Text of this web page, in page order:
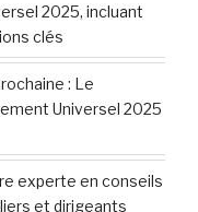
2025, incluant
clés
: Le
Universel 2025
experte en conseils
et dirigeants